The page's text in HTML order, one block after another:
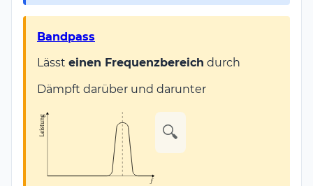
Bandpass
Lässt einen Frequenzbereich durch
Dämpft darüber und darunter
🔍